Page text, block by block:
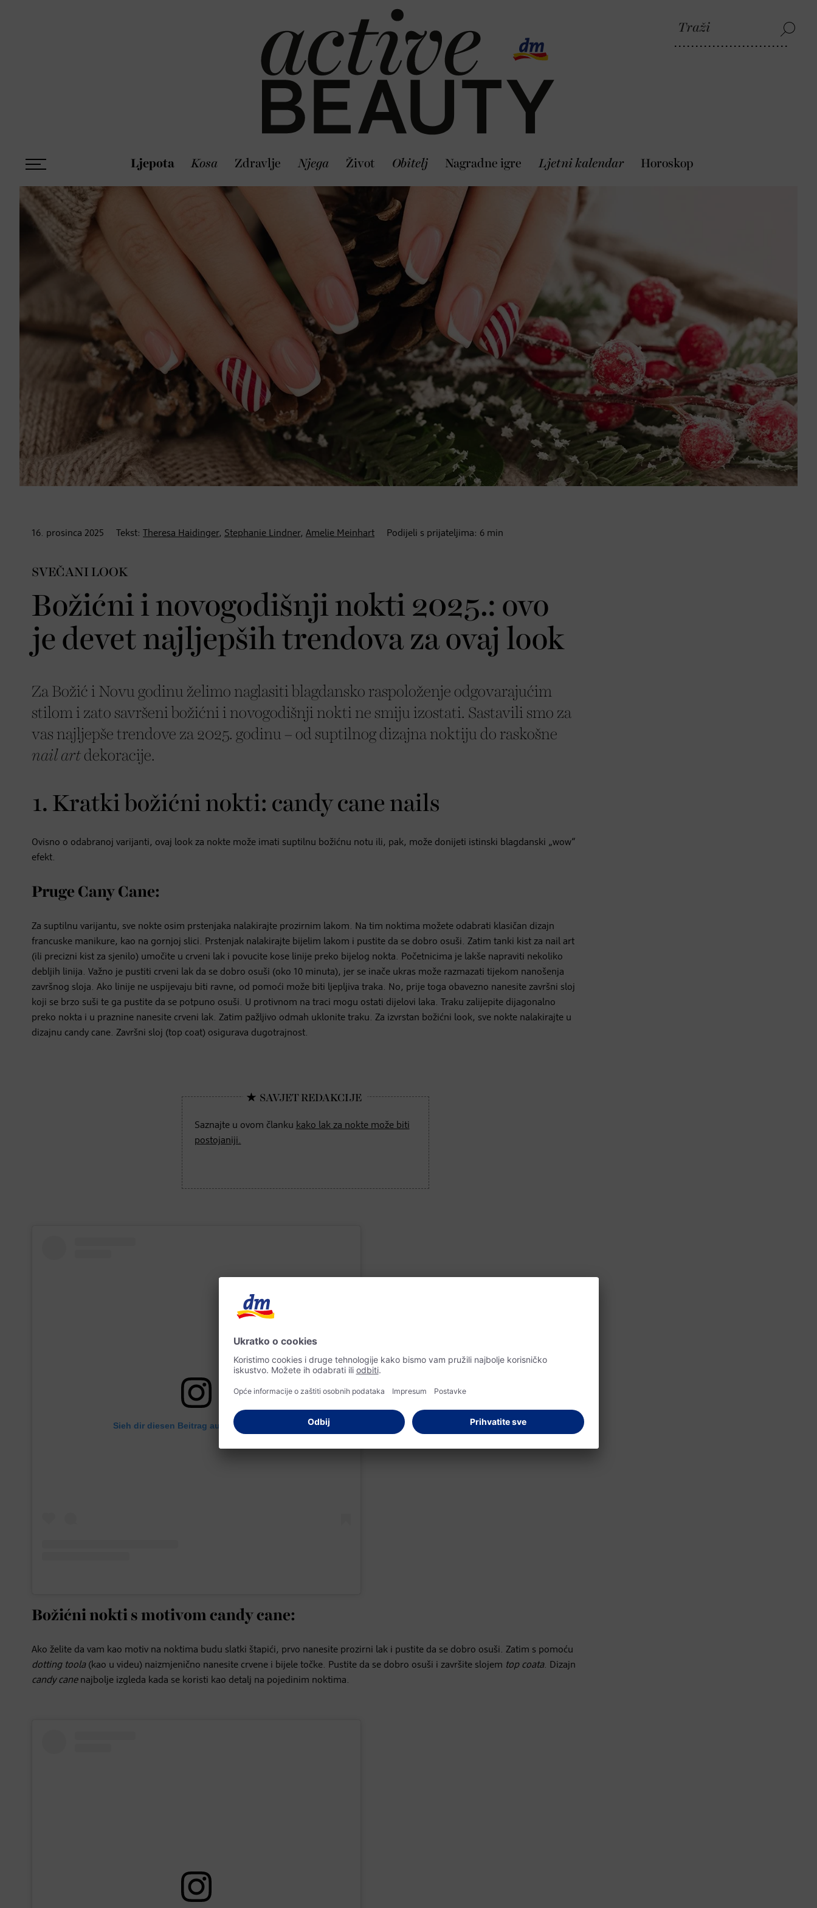
Ljepota Kosa Zdravlje Njega Život Obitelj Nagradne igre Ljetni kalendar Horoskop
16. prosinca 2025 Tekst: Theresa Haidinger, Stephanie Lindner, Amelie Meinhart Podijeli s prijateljima: 6 min
SVEČANI LOOK
Božićni i novogodišnji nokti 2025.: ovo
je devet najljepših trendova za ovaj look
Za Božić i Novu godinu želimo naglasiti blagdansko raspoloženje odgovarajućim
stilom i zato savršeni božićni i novogodišnji nokti ne smiju izostati. Sastavili smo za
vas najljepše trendove za 2025. godinu – od suptilnog dizajna noktiju do raskošne
nail art dekoracije.
1. Kratki božićni nokti: candy cane nails
Ovisno o odabranoj varijanti, ovaj look za nokte može imati suptilnu božićnu notu ili, pak, može donijeti istinski blagdanski „wow“
efekt.
Pruge Cany Cane:
Za suptilnu varijantu, sve nokte osim prstenjaka nalakirajte prozirnim lakom. Na tim noktima možete odabrati klasičan dizajn
francuske manikure, kao na gornjoj slici. Prstenjak nalakirajte bijelim lakom i pustite da se dobro osuši. Zatim tanki kist za nail art
(ili precizni kist za sjenilo) umočite u crveni lak i povucite kose linije preko bijelog nokta. Početnicima je lakše napraviti nekoliko
debljih linija. Važno je pustiti crveni lak da se dobro osuši (oko 10 minuta), jer se inače ukras može razmazati tijekom nanošenja
završnog sloja. Ako linije ne uspijevaju biti ravne, od pomoći može biti ljepljiva traka. No, prije toga obavezno nanesite završni sloj
koji se brzo suši te ga pustite da se potpuno osuši. U protivnom na traci mogu ostati dijelovi laka. Traku zalijepite dijagonalno
preko nokta i u praznine nanesite crveni lak. Zatim pažljivo odmah uklonite traku. Za izvrstan božićni look, sve nokte nalakirajte u
dizajnu candy cane. Završni sloj (top coat) osigurava dugotrajnost.
Saznajte u ovom članku kako lak za nokte može biti
postojaniji.
Sieh dir diesen Beitrag auf Instagram an
Božićni nokti s motivom candy cane:
Ako želite da vam kao motiv na noktima budu slatki štapići, prvo nanesite prozirni lak i pustite da se dobro osuši. Zatim s pomoću
dotting toola(kao u videu) naizmjenično nanesite crvene i bijele točke. Pustite da se dobro osuši i završite slojem top coata. Dizajn
candy cane najbolje izgleda kada se koristi kao detalj na pojedinim noktima.